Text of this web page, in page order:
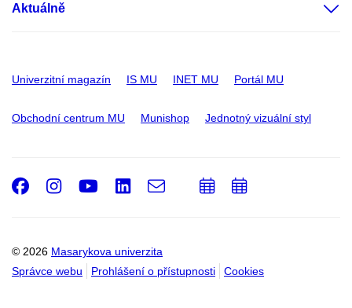
Aktuálně
Univerzitní magazín IS MU INET MU Portál MU
Obchodní centrum MU Munishop Jednotný vizuální styl
© 2026 Masarykova univerzita
Správce webu
Prohlášení o přístupnosti Cookies
Facebook
Instagram
Youtube
LinkedIn
e-
PřidatPřidat